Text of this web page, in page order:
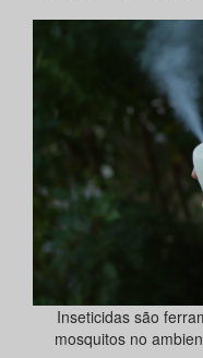
Inseticidas são
mosquitos no